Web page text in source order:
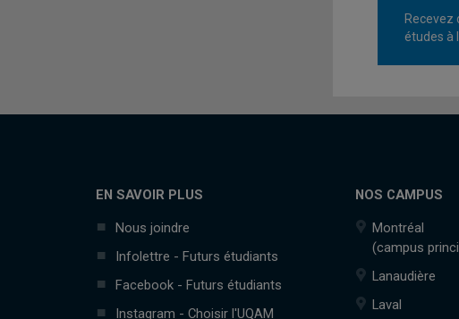
Recevez
études à
EN SAVOIR PLUS
Nous joindre
Infolettre - Futurs étudiants
Facebook - Futurs étudiants
Instagram - Choisir l'UQAM
NOS CAMPUS
Montréal
(campus
Lanaudière
Laval